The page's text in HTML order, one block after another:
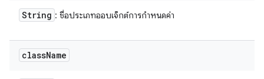
String : ชื่อประเภทออบเจ็กต์การกำหนดค่า
className